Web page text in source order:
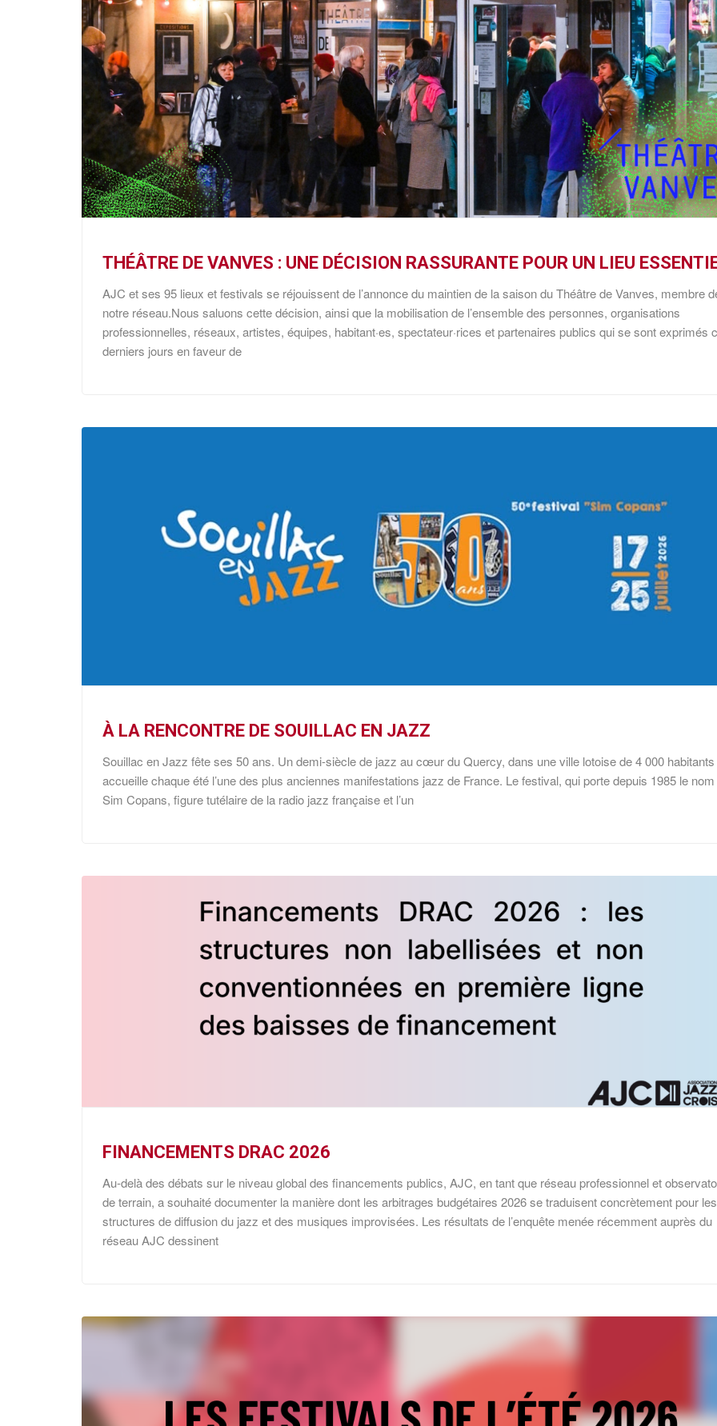
THÉÂTRE DE VANVES : UNE DÉCISION RASSURANTE POUR UN LIEU
AJC et ses 95 lieux et festivals se réjouissent de l’annonce du maintien de la saison du Théâtre de Vanves, membre
notre réseau.Nous saluons cette décision, ainsi que la mobilisation de l’ensemble des personnes, organisations
professionnelles, réseaux, artistes, équipes, habitant·es, spectateur·rices et partenaires publics qui se sont exprimés
derniers jours en faveur de
À LA RENCONTRE DE SOUILLAC EN JAZZ
Souillac en Jazz fête ses 50 ans. Un demi-siècle de jazz au cœur du Quercy, dans une ville lotoise de 4 000
accueille chaque été l’une des plus anciennes manifestations jazz de France. Le festival, qui porte depuis 1985 le
Sim Copans, figure tutélaire de la radio jazz française et l’un
FINANCEMENTS DRAC 2026
Au-delà des débats sur le niveau global des financements publics, AJC, en tant que réseau professionnel et
de terrain, a souhaité documenter la manière dont les arbitrages budgétaires 2026 se traduisent concrètement pour les
structures de diffusion du jazz et des musiques improvisées. Les résultats de l’enquête menée récemment auprès du
réseau AJC dessinent